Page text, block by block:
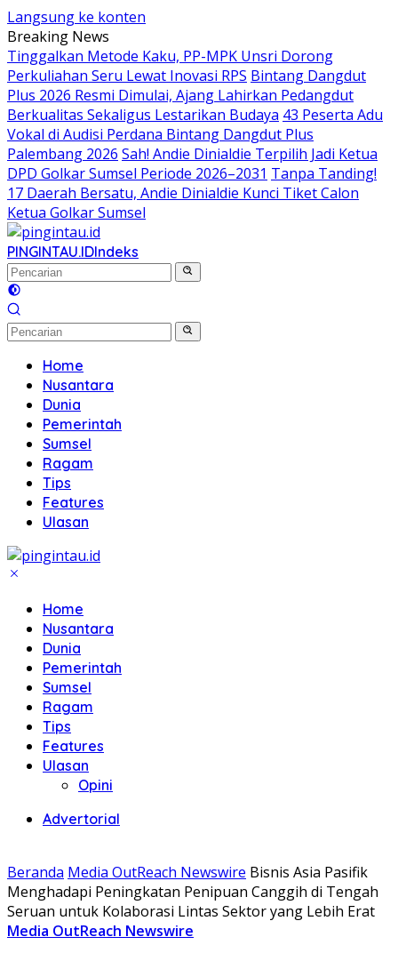
Langsung ke konten
Breaking News
Tinggalkan Metode Kaku, PP-MPK Unsri Dorong
Perkuliahan Seru Lewat Inovasi RPS Bintang Dangdut
Plus 2026 Resmi Dimulai, Ajang Lahirkan Pedangdut
Berkualitas Sekaligus Lestarikan Budaya 43 Peserta Adu
Vokal di Audisi Perdana Bintang Dangdut Plus
Palembang 2026 Sah! Andie Dinialdie Terpilih Jadi Ketua
DPD Golkar Sumsel Periode 2026–2031 Tanpa Tanding!
17 Daerah Bersatu, Andie Dinialdie Kunci Tiket Calon
Ketua Golkar Sumsel
PINGINTAU.IDIndeks
Home
Nusantara
Dunia
Pemerintah
Sumsel
Ragam
Tips
Features
Ulasan
Home
Nusantara
Dunia
Pemerintah
Sumsel
Ragam
Tips
Features
Ulasan
Opini
Advertorial
Beranda Media OutReach Newswire Bisnis Asia Pasifik
Menghadapi Peningkatan Penipuan Canggih di Tengah
Seruan untuk Kolaborasi Lintas Sektor yang Lebih Erat
Media OutReach Newswire